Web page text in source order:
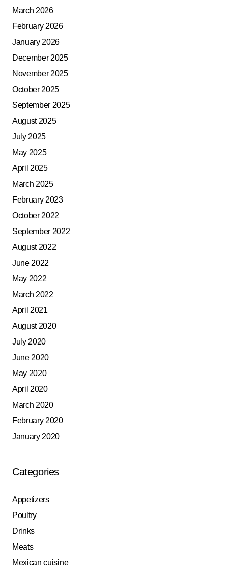
March 2026
February 2026
January 2026
December 2025
November 2025
October 2025
September 2025
August 2025
July 2025
May 2025
April 2025
March 2025
February 2023
October 2022
September 2022
August 2022
June 2022
May 2022
March 2022
April 2021
August 2020
July 2020
June 2020
May 2020
April 2020
March 2020
February 2020
January 2020
Categories
Appetizers
Poultry
Drinks
Meats
Mexican cuisine